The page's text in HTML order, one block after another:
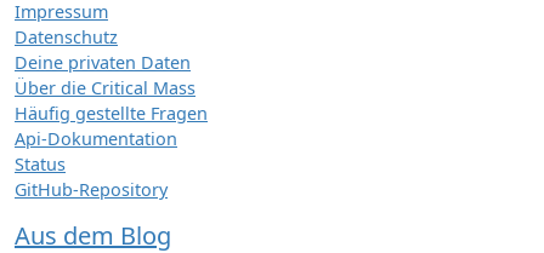
Impressum
Datenschutz
Deine privaten Daten
Über die Critical Mass
Häufig gestellte Fragen
Api-Dokumentation
Status
GitHub-Repository
Aus dem Blog